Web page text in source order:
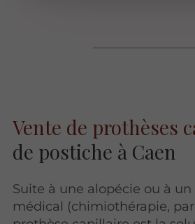
Vente de prothèses
de postiche à Caen
Suite à une alopécie ou à
médical (chimiothérapie,